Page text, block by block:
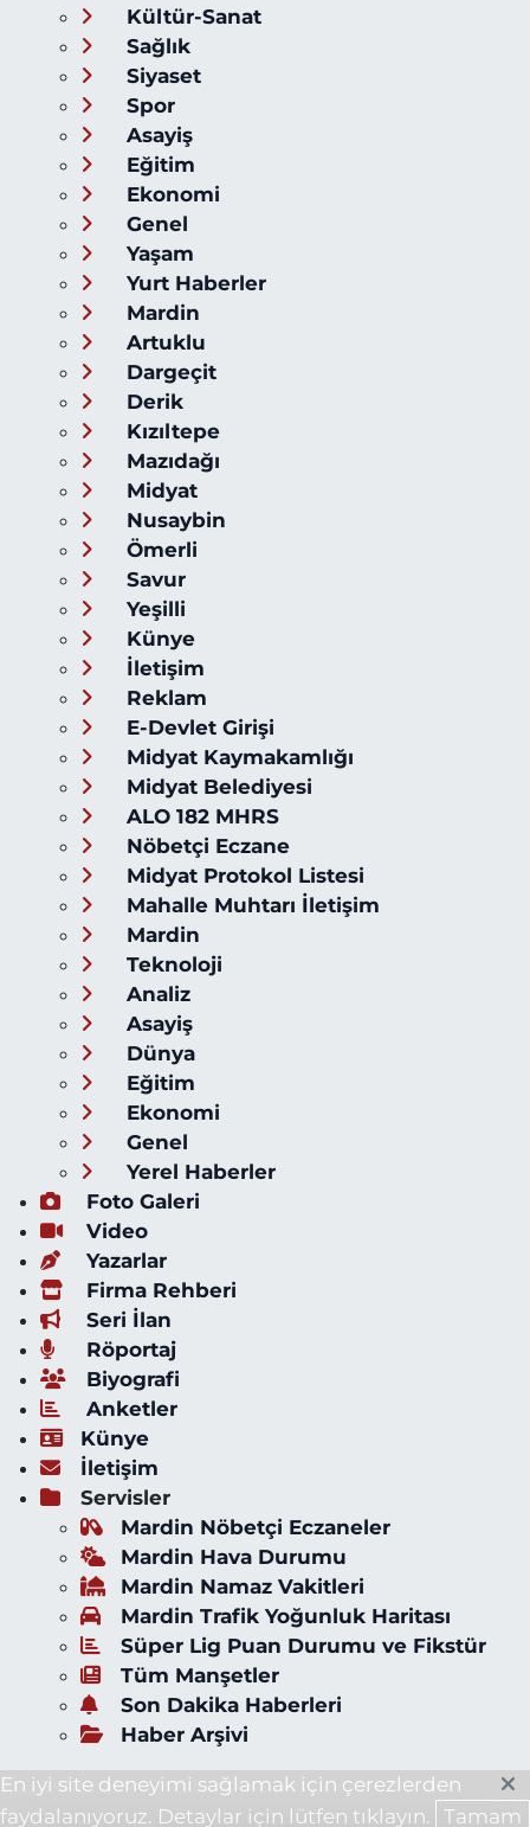
Kültür-Sanat
Sağlık
Siyaset
Spor
Asayiş
Eğitim
Ekonomi
Genel
Yaşam
Yurt Haberler
Mardin
Artuklu
Dargeçit
Derik
Kızıltepe
Mazıdağı
Midyat
Nusaybin
Ömerli
Savur
Yeşilli
Künye
İletişim
Reklam
E-Devlet Girişi
Midyat Kaymakamlığı
Midyat Belediyesi
ALO 182 MHRS
Nöbetçi Eczane
Midyat Protokol Listesi
Mahalle Muhtarı İletişim
Mardin
Teknoloji
Analiz
Asayiş
Dünya
Eğitim
Ekonomi
Genel
Yerel Haberler
Foto Galeri
Video
Yazarlar
Firma Rehberi
Seri İlan
Röportaj
Biyografi
Anketler
Künye
İletişim
Servisler
Mardin Nöbetçi Eczaneler
Mardin Hava Durumu
Mardin Namaz Vakitleri
Mardin Trafik Yoğunluk Haritası
Süper Lig Puan Durumu ve Fikstür
Tüm Manşetler
Son Dakika Haberleri
Haber Arşivi
En iyi site deneyimi sağlamak için çerezlerden
faydalanıyoruz. Detaylar için lütfen tıklayın.
Tamam